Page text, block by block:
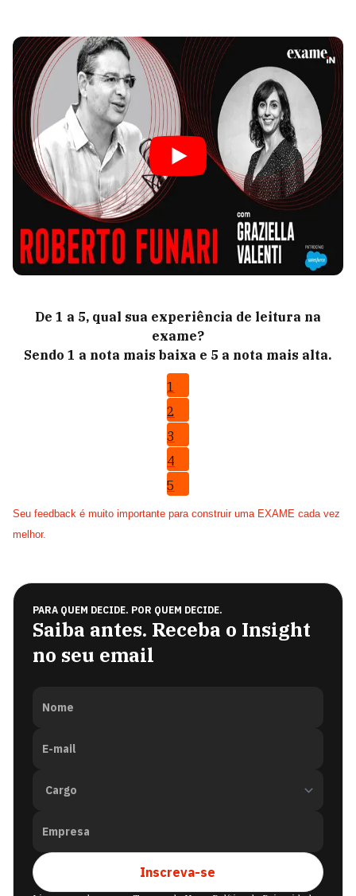
De 1 a 5, qual sua experiência de leitura na
exame?
Sendo 1 a nota mais baixa e 5 a nota mais alta.
1
2
3
4
5
Seu feedback é muito importante para construir uma EXAME cada vez
melhor.
PARA QUEM DECIDE. POR QUEM DECIDE.
Saiba antes. Receba o Insight
no seu email
Nome
E-mail
Empresa
Inscreva-se